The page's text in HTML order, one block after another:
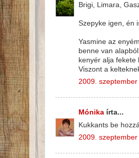
Brigi, Limara,
Szepyke igen, én
Yasmine az
benne van
kenyér alja fekete
Viszont a
2009.
Mónika írta...
Kukkants be
2009.